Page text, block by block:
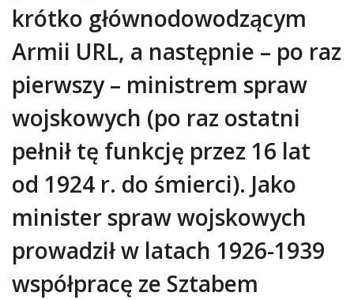
krótko głównodowodzącym
Armii URL, a następnie – po raz
pierwszy – ministrem spraw
wojskowych (po raz ostatni
pełnił tę funkcję przez 16 lat
od 1924 r. do śmierci). Jako
minister spraw wojskowych
prowadził w latach 1926-1939
współpracę ze Sztabem